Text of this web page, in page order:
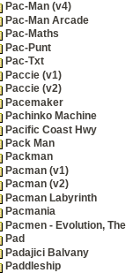
Pac-Man (v4)
Pac-Man Arcade
Pac-Maths
Pac-Punt
Pac-Txt
Paccie (v1)
Paccie (v2)
Pacemaker
Pachinko Machine
Pacific Coast Hwy
Pack Man
Packman
Pacman (v1)
Pacman (v2)
Pacman Labyrinth
Pacmania
Pacmen - Evolution, The
Pad
Padajici Balvany
Paddleship